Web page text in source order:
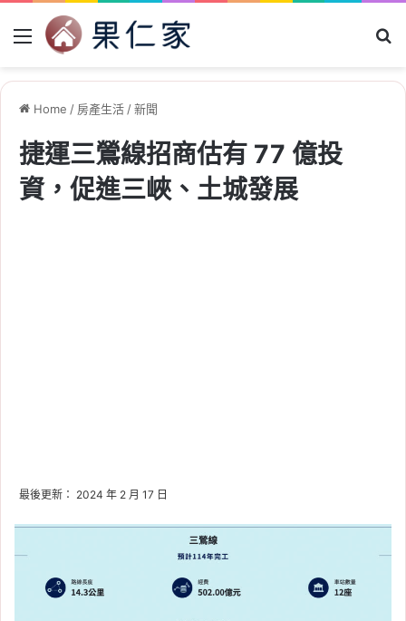
Menu
Home / 房產生活/新聞
捷運三鶯線招商估有 77 億投
資，促進三峽、土城發展
最後更新： 2024 年 2 月 17 日